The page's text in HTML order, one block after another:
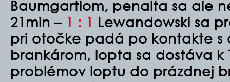
Baumgartlom, penalta sa ale
21min – 1 : 1 Lewandowski sa
pri otočke padá po kontakte s
brankárom, lopta sa dostáva k
problémov loptu do prázdnej